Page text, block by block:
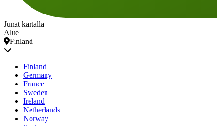
Junat kartalla
Alue
Finland
Finland
Germany
France
Sweden
Ireland
Netherlands
Norway